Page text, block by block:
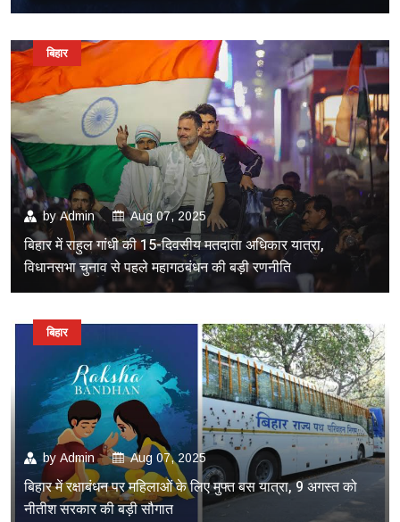
byAdmin Aug 07, 2025
बिहार में राहुल गांधी की 15-दिवसीय मतदाता अधिकार यात्रा,
विधानसभा चुनाव से पहले महागठबंधन की बड़ी रणनीति
बिहार
by Admin Aug 07, 2025
बिहार में रक्षाबंधन पर महिलाओं के लिए मुफ्त बस यात्रा, 9 अगस्त को
नीतीश सरकार की बड़ी सौगात
बिहार